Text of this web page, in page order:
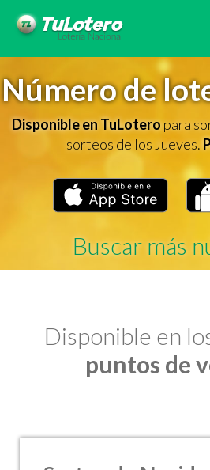
Número de
Disponible en TuLoteropara
sorteos de los Jueves.
Buscar más
Disponible en
puntos de